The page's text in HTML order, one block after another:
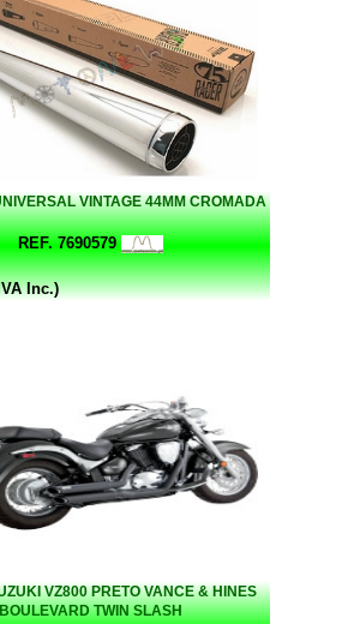
VINTAGE 44MM CROMADA
REF. 7690579
Inc.)
VZ800 PRETO VANCE & HINES
TWIN SLASH